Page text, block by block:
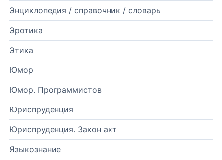
Энциклопедия / справочник / словарь
Эротика
Этика
Юмор
Юмор. Программистов
Юриспруденция
Юриспруденция. Закон акт
Языкознание